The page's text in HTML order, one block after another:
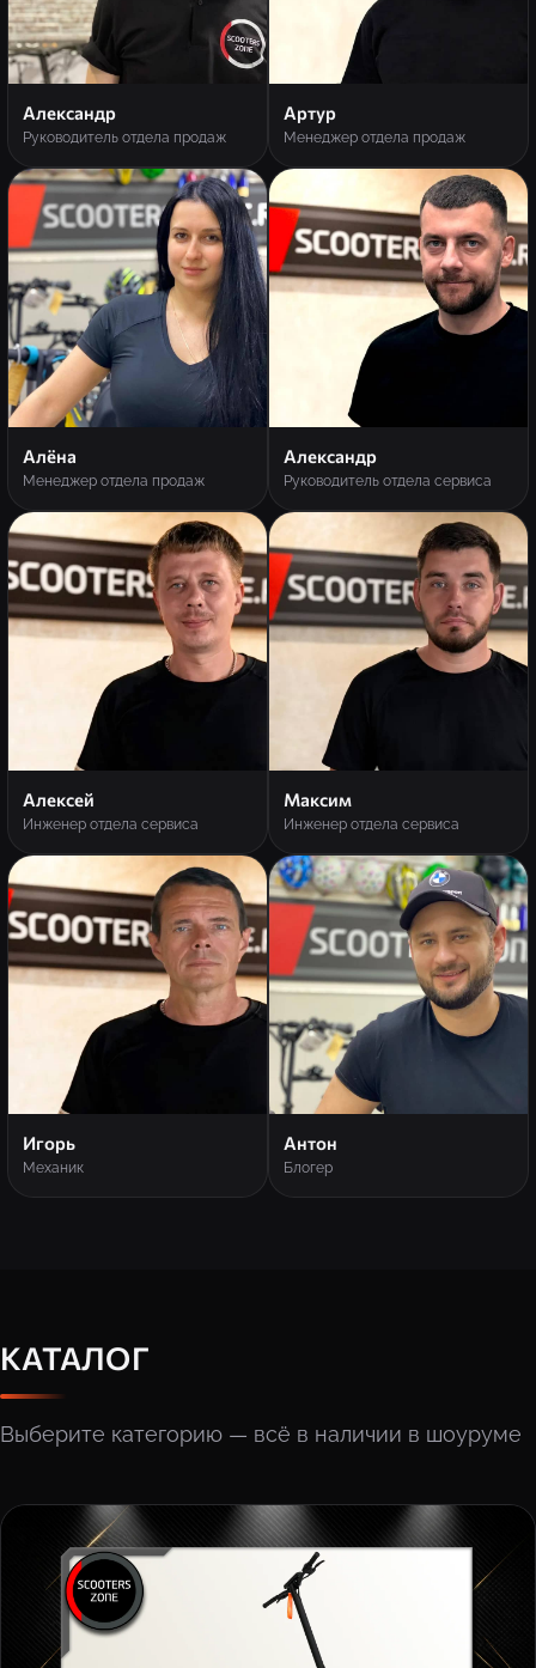
Александр
Руководитель отдела продаж
Артур
Менеджер отдела продаж
Алёна
Менеджер отдела продаж
Александр
Руководитель отдела сервиса
Алексей
Инженер отдела сервиса
Максим
Инженер отдела сервиса
Игорь
Механик
Антон
Блогер
КАТАЛОГ
Выберите категорию — всё в наличии в шоуруме